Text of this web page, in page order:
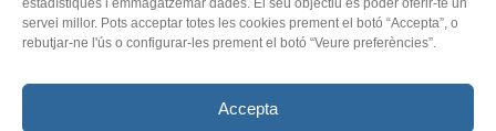
estadístiques i emmagatzemar dades. El seu objectiu és poder oferir-te un
servei millor. Pots acceptar totes les cookies prement el botó “Accepta”, o
rebutjar-ne l'ús o configurar-les prement el botó “Veure preferències”.
Accepta
Accepto
l'Informació legal
hola@acocat.org